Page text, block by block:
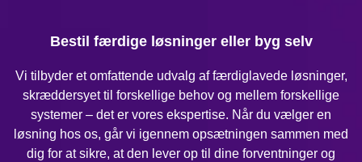
Bestil færdige løsninger eller byg selv
Vi tilbyder et omfattende udvalg af færdiglavede løsninger,
skræddersyet til forskellige behov og mellem forskellige
systemer – det er vores ekspertise. Når du vælger en
løsning hos os, går vi igennem opsætningen sammen med
dig for at sikre, at den lever op til dine forventninger og